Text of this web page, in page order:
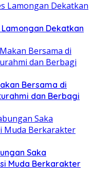
Dekatkan
Bersama di
dan Berbagi
Saka
Muda Berkarakter